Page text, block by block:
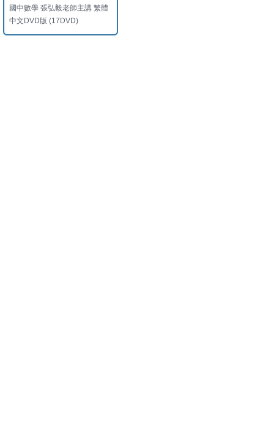
國中數學 張弘毅老師主講 繁體
中文DVD版 (17DVD)